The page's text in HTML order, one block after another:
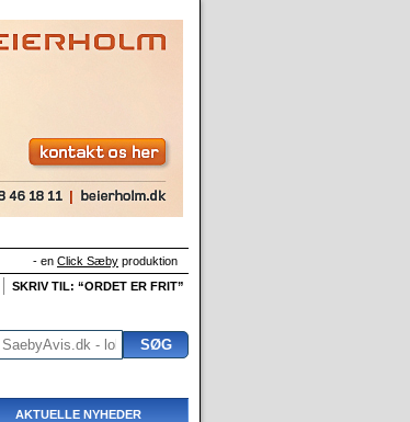
- en Click Sæby produktion
SKRIV TIL: “ORDET ER FRIT”
AKTUELLE NYHEDER